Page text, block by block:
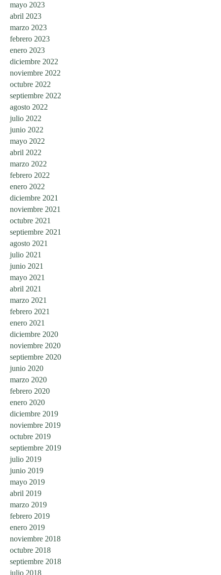
mayo 2023
abril 2023
marzo 2023
febrero 2023
enero 2023
diciembre 2022
noviembre 2022
octubre 2022
septiembre 2022
agosto 2022
julio 2022
junio 2022
mayo 2022
abril 2022
marzo 2022
febrero 2022
enero 2022
diciembre 2021
noviembre 2021
octubre 2021
septiembre 2021
agosto 2021
julio 2021
junio 2021
mayo 2021
abril 2021
marzo 2021
febrero 2021
enero 2021
diciembre 2020
noviembre 2020
septiembre 2020
junio 2020
marzo 2020
febrero 2020
enero 2020
diciembre 2019
noviembre 2019
octubre 2019
septiembre 2019
julio 2019
junio 2019
mayo 2019
abril 2019
marzo 2019
febrero 2019
enero 2019
noviembre 2018
octubre 2018
septiembre 2018
julio 2018